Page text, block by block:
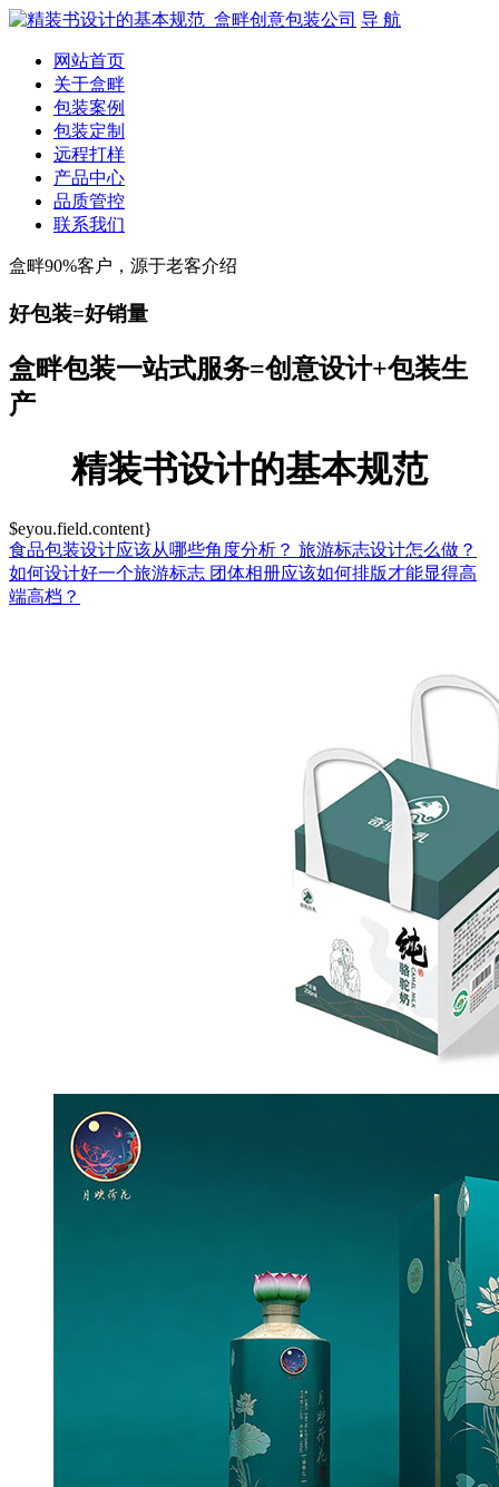
导 航
网站首页
关于盒畔
包装案例
包装定制
远程打样
产品中心
品质管控
联系我们
盒畔90%客户，源于老客介绍
好包装=好销量
盒畔包装一站式服务=创意设计+包装生
产
精装书设计的基本规范
$eyou.field.content}
食品包装设计应该从哪些角度分析？ 旅游标志设计怎么做？
如何设计好一个旅游标志 团体相册应该如何排版才能显得高
端高档？